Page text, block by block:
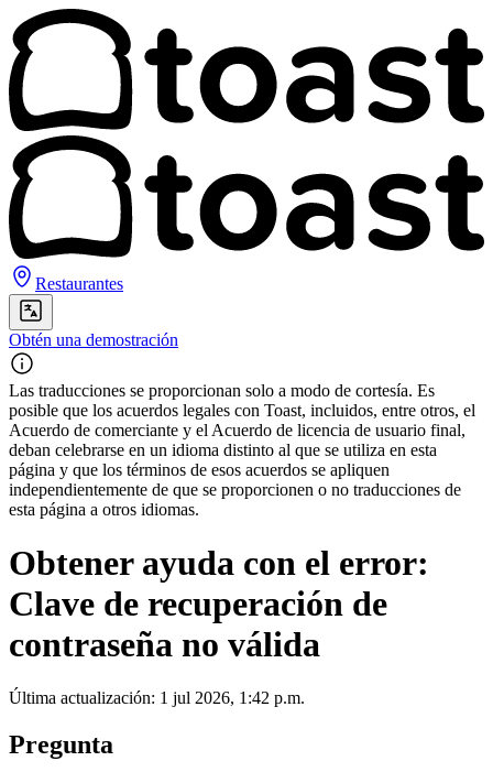
Restaurantes
Obtén una demostración
Las traducciones se proporcionan solo a modo de cortesía. Es
posible que los acuerdos legales con Toast, incluidos, entre otros, el
Acuerdo de comerciante y el Acuerdo de licencia de usuario final,
deban celebrarse en un idioma distinto al que se utiliza en esta
página y que los términos de esos acuerdos se apliquen
independientemente de que se proporcionen o no traducciones de
esta página a otros idiomas.
Obtener ayuda con el error:
Clave de recuperación de
contraseña no válida
Última actualización: 1 jul 2026, 1:42 p.m.
Pregunta